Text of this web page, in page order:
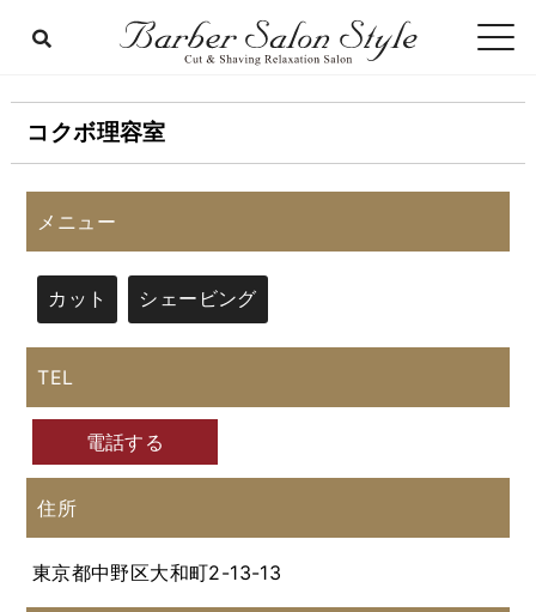
コクボ理容室
メニュー
カット シェービング
TEL
電話する
住所
東京都中野区大和町2-13-13